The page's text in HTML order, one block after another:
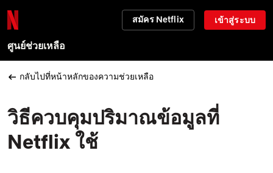
สมัคร Netflix เข้าสู่ระบบ
ศูนย์ช่วยเหลือ
กลับไปที่หน้าหลักของความช่วยเหลือ
วิธีควบคุมปริมาณข้อมูลที่
Netflix ใช้